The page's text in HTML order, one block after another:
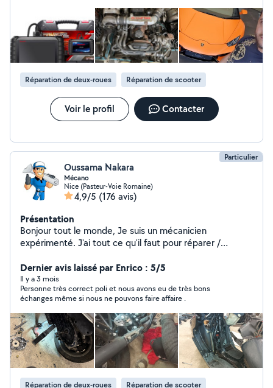
Réparation de deux-roues Réparation de scooter
Voir le profil Contacter
Particulier
Oussama Nakara
Mécano
Nice (Pasteur-Voie Romaine)
4,9/5 (176 avis)
Présentation
Bonjour tout le monde, Je suis un mécanicien
expérimenté. J'ai tout ce qu'il faut pour réparer /
complète voiture / moto. Vous assister dans votre achat
de voiture. Diagnostic auto approfondie avec appareil
récent. Un Garage disponible pour effectuer les
réparations et tout le matériel nécessaire. Mes Tarif
sont attractif. N'hésitez pas a me contacterez. La
satisfaction avant tout. A très bientôt.
Dernier avis laissé par Enrico : 5/5
Il y a 3 mois
Personne très correct poli et nous avons eu de très bons
échanges même si nous ne pouvons faire affaire .
Réparation de deux-roues Réparation de scooter